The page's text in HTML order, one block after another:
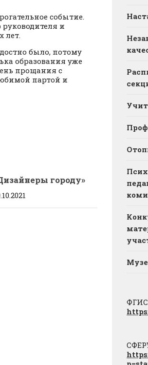
событие.
руководителя и
лет.
было, потому
образования уже
прощания с
партой и
городу»